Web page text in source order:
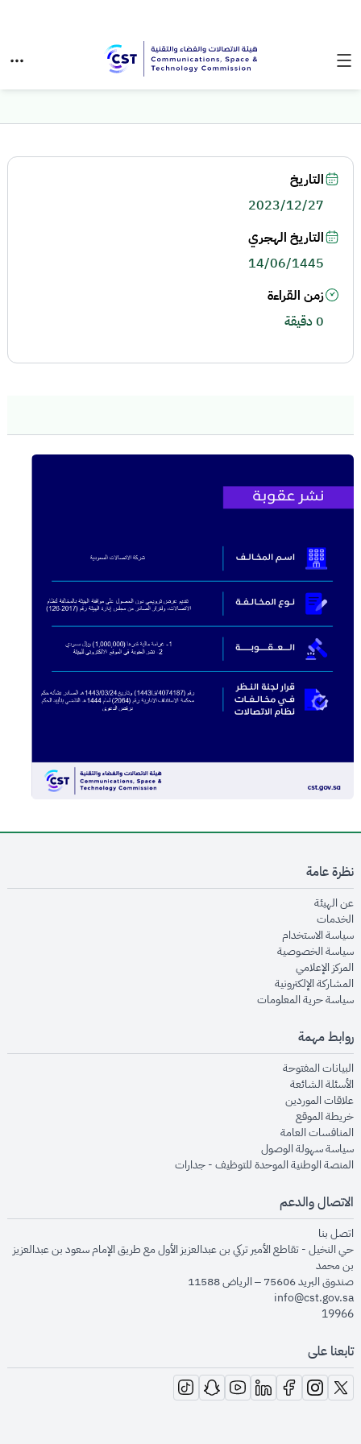
التاريخ
2023/12/27
التاريخ الهجري
14/06/1445
زمن القراءة
0 دقيقة
نظرة عامة
عن الهيئةopens in new window
الخدماتopens in new window
سياسة الاستخدام
سياسة الخصوصيةopens in new window
المركز الإعلاميopens in new window
المشاركة الإلكترونيةopens in new window
سياسة حرية المعلوماتopens in new window
روابط مهمة
البيانات المفتوحةopens in new window
الأسئلة الشائعةopens in new window
علاقات الموردينopens in new window
خريطة الموقعopens in new window
المنافسات العامةopens in new window
سياسة سهولة الوصولopens in new window
المنصة الوطنية الموحدة للتوظيف - جداراتopens in new window
الاتصال والدعم
اتصل بنا
حي النخيل - تقاطع الأمير تركي بن عبدالعزيز الأول مع طريق الإمام سعود بن عبدالعزيز
بن محمد
صندوق البريد 75606 – الرياض 11588
info@cst.gov.sa
19966
تابعنا على
opens in new window
opens in new window
opens in new window
opens in new window
opens in new window
opens in new window
opens in new window